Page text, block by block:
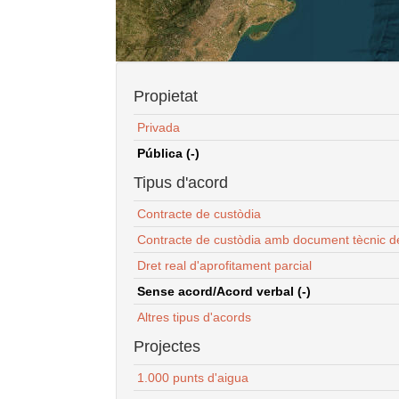
Propietat
Privada
Pública (-)
Tipus d'acord
Contracte de custòdia
Contracte de custòdia amb document tècnic
Dret real d'aprofitament parcial
Sense acord/Acord verbal (-)
Altres tipus d'acords
Projectes
1.000 punts d'aigua